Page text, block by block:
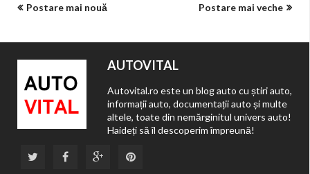
Postare mai nouă Postare mai veche
AUTOVITAL
Autovital.ro este un blog auto cu știri auto,
informații auto, documentații auto și multe
altele, toate din nemărginitul univers auto!
Haideți să îl descoperim împreună!